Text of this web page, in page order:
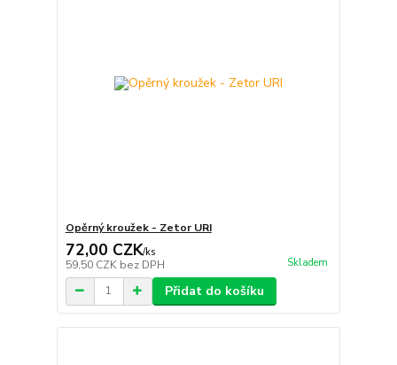
Opěrný kroužek - Zetor URI
72,00 CZK/ks
59,50 CZK bez DPH Skladem
Přidat do košíku